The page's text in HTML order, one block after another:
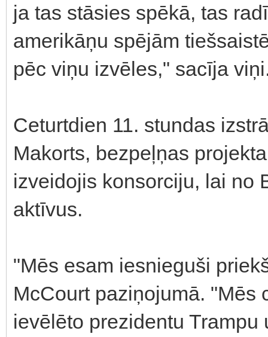
ja tas stāsies spēkā, tas
amerikāņu spējām
pēc viņu izvēles," sacīja
Ceturtdien 11. stundas
Makorts, bezpeļņas
izveidojis konsorciju, lai no
aktīvus.
"Mēs esam iesnieguši
McCourt paziņojumā. "Mēs
ievēlēto prezidentu